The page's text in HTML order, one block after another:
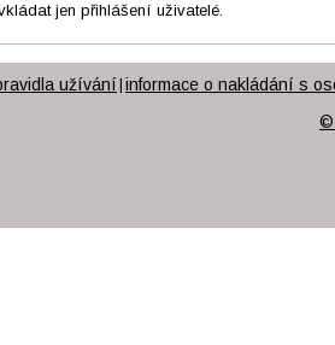
jen přihlášení uživatelé.
užívání informace o nakládání s
©